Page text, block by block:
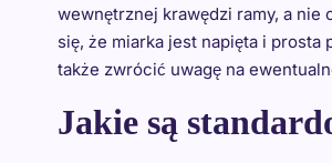
wewnętrznej krawędzi ramy, a
się, że miarka jest napięta i
także zwrócić uwagę na
Jakie są